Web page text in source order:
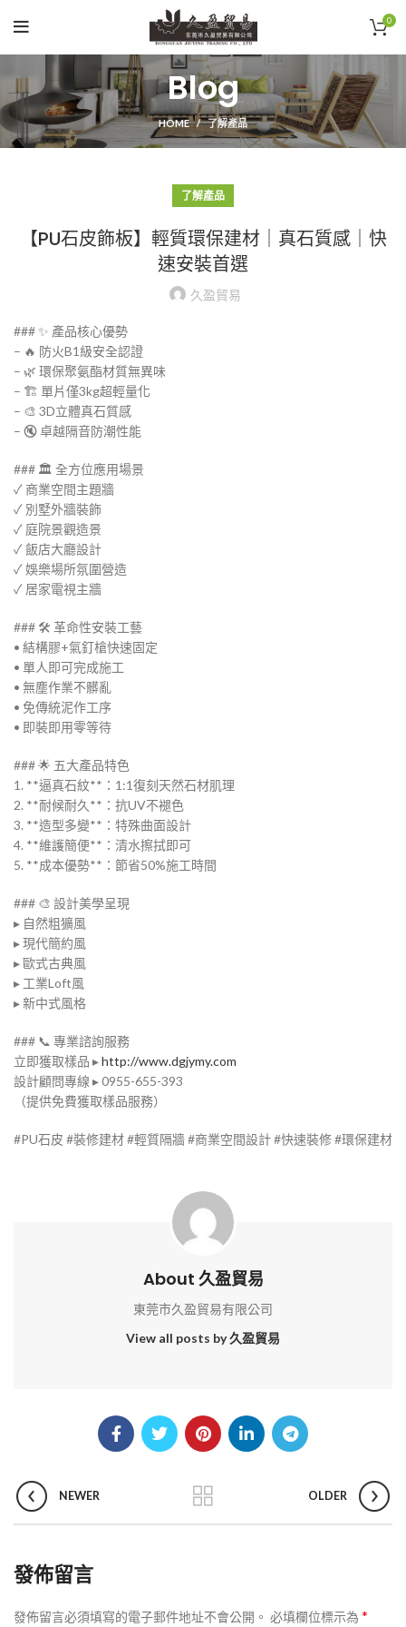
0
Blog
HOME 了解產品
了解產品
【PU石皮飾板】輕質環保建材｜真石質感｜快
速安裝首選
久盈貿易
### ✨ 產品核心優勢
– 🔥 防火B1級安全認證
– 🌿 環保聚氨酯材質無異味
– 🏗️ 單片僅3kg超輕量化
– 🎨 3D立體真石質感
– 🔇 卓越隔音防潮性能
### 🏛️ 全方位應用場景
✓ 商業空間主題牆
✓ 別墅外牆裝飾
✓ 庭院景觀造景
✓ 飯店大廳設計
✓ 娛樂場所氛圍營造
✓ 居家電視主牆
### 🛠️ 革命性安裝工藝
• 結構膠+氣釘槍快速固定
• 單人即可完成施工
• 無塵作業不髒亂
• 免傳統泥作工序
• 即裝即用零等待
### 🌟 五大產品特色
1. **逼真石紋**：1:1復刻天然石材肌理
2. **耐候耐久**：抗UV不褪色
3. **造型多變**：特殊曲面設計
4. **維護簡便**：清水擦拭即可
5. **成本優勢**：節省50%施工時間
### 🎨 設計美學呈現
▸ 自然粗獷風
▸ 現代簡約風
▸ 歐式古典風
▸ 工業Loft風
▸ 新中式風格
### 📞 專業諮詢服務
立即獲取樣品 ▸http://www.dgjymy.com
設計顧問專線 ▸ 0955-655-393
（提供免費獲取樣品服務）
#PU石皮 #裝修建材 #輕質隔牆 #商業空間設計 #快速裝修 #環保建材
About 久盈貿易
東莞市久盈貿易有限公司
View all posts by 久盈貿易
NEWER OLDER
發佈留言
發佈留言必須填寫的電子郵件地址不會公開。 必填欄位標示為 *